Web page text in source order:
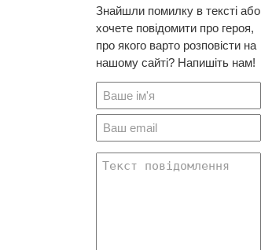
Знайшли помилку в тексті або
хочете повідомити про героя,
про якого варто розповісти на
нашому сайті? Напишіть нам!